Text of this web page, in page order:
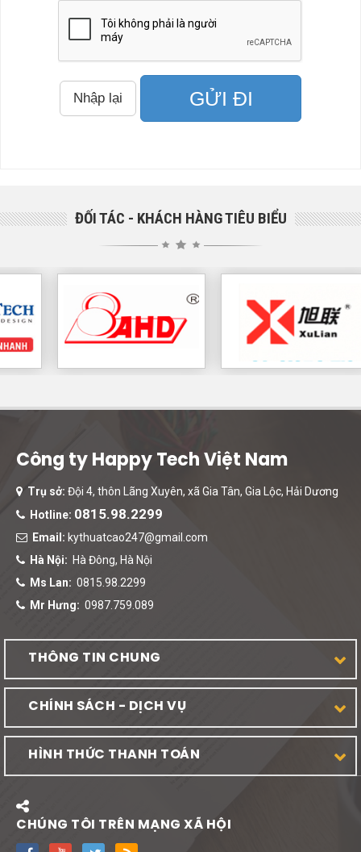
ĐỐI TÁC - KHÁCH HÀNG TIÊU BIỂU
Công ty Happy Tech Việt Nam
Trụ sở: Đội 4, thôn Lãng Xuyên, xã Gia Tân, Gia Lộc, Hải Dương
Hotline: 0815.98.2299
Email: kythuatcao247@gmail.com
Hà Nội: Hà Đông, Hà Nội
Ms Lan: 0815.98.2299
Mr Hưng: 0987.759.089
THÔNG TIN CHUNG
CHÍNH SÁCH - DỊCH VỤ
HÌNH THỨC THANH TOÁN
CHÚNG TÔI TRÊN MẠNG XÃ HỘI